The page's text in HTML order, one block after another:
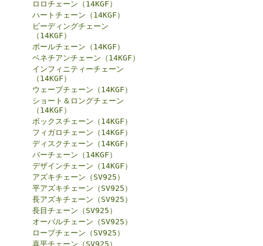
ロロチェーン（14KGF）
ハートチェーン（14KGF）
ビーディングチェーン
（14KGF）
ボールチェーン（14KGF）
ベネチアンチェーン（14KGF）
インフィニティーチェーン
（14KGF）
ウェーブチェーン（14KGF）
ショート＆ロングチェーン
（14KGF）
ボックスチェーン（14KGF）
フィガロチェーン（14KGF）
ディスクチェーン（14KGF）
バーチェーン（14KGF）
デザインチェーン（14KGF）
アズキチェーン（SV925）
平アズキチェーン（SV925）
長アズキチェーン（SV925）
長目チェーン（SV925）
オーバルチェーン（SV925）
ロープチェーン（SV925）
喜平チェーン（SV925）